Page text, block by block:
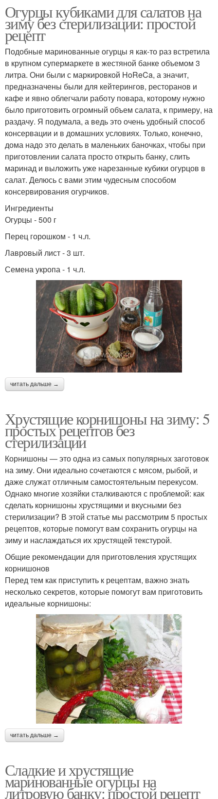
Огурцы кубиками для салатов на
зиму без стерилизации: простой
рецепт
Подобные маринованные огурцы я как-то раз встретила
в крупном супермаркете в жестяной банке объемом 3
литра. Они были с маркировкой HoReCa, а значит,
предназначены были для кейтерингов, ресторанов и
кафе и явно облегчали работу повара, которому нужно
было приготовить огромный объем салата, к примеру, на
раздачу. Я подумала, а ведь это очень удобный способ
консервации и в домашних условиях. Только, конечно,
дома надо это делать в маленьких баночках, чтобы при
приготовлении салата просто открыть банку, слить
маринад и выложить уже нарезанные кубики огурцов в
салат. Делюсь с вами этим чудесным способом
консервирования огурчиков.
Ингредиенты
Огурцы - 500 г
Перец горошком - 1 ч.л.
Лавровый лист - 3 шт.
Семена укропа - 1 ч.л.
читать дальше →
Хрустящие корнишоны на зиму: 5
простых рецептов без
стерилизации
Корнишоны — это одна из самых популярных заготовок
на зиму. Они идеально сочетаются с мясом, рыбой, и
даже служат отличным самостоятельным перекусом.
Однако многие хозяйки сталкиваются с проблемой: как
сделать корнишоны хрустящими и вкусными без
стерилизации? В этой статье мы рассмотрим 5 простых
рецептов, которые помогут вам сохранить огурцы на
зиму и наслаждаться их хрустящей текстурой.
Общие рекомендации для приготовления хрустящих
корнишонов
Перед тем как приступить к рецептам, важно знать
несколько секретов, которые помогут вам приготовить
идеальные корнишоны:
читать дальше →
Сладкие и хрустящие
маринованные огурцы на
литровую банку: простой рецепт